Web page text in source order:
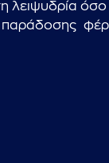
λειψυδρία όσο